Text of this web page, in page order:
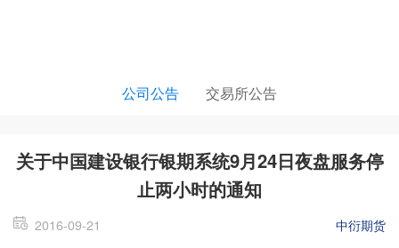
公司公告 交易所公告
关于中国建设银行银期系统9月24日夜盘服务停
止两小时的通知
2016-09-21 中衍期货